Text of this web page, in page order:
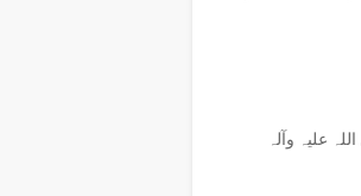
اللہ علیہ وآلہ